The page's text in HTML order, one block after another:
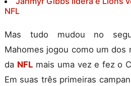
NFL
Mas tudo mudou no
Mahomes jogou como um dos
da NFL mais uma vez e fez o
Em suas três primeiras